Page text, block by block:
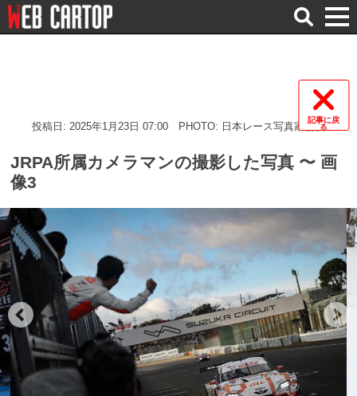
検
索
記事に戻
る
投稿日: 2025年1月23日 07:00 PHOTO: 日本レース写真家協会
JRPA所属カメラマンの撮影した写真 〜 画
像3